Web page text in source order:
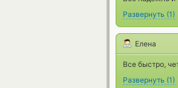
Развернуть (1)
Елена
Все быстро,
Развернуть (1)